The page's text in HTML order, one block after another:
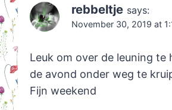
rebbeltje says:
November 30, 2019 at
Leuk om over de leuning te
de avond onder weg te
Fijn weekend